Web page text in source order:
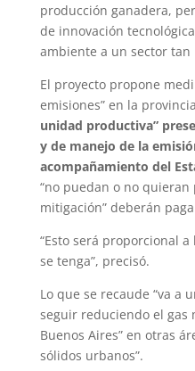
producción ganadera,
de innovación
ambiente a un sector
El proyecto propone
emisiones” en la
unidad productiva”
y de manejo de la
acompañamiento del
“no puedan o no
mitigación” deberán
“Esto será proporcional
se tenga”, precisó.
Lo que se recaude “va a
seguir reduciendo el gas
Buenos Aires” en otras
sólidos urbanos”.